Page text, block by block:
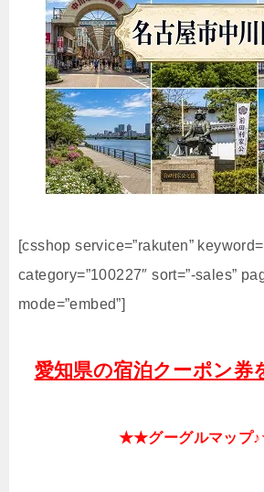
[csshop service=”rakuten”
category=”100227″ sort=”-sales”
mode=”embed”]
愛知県の宿泊クーポン券
★★グーグルマッ